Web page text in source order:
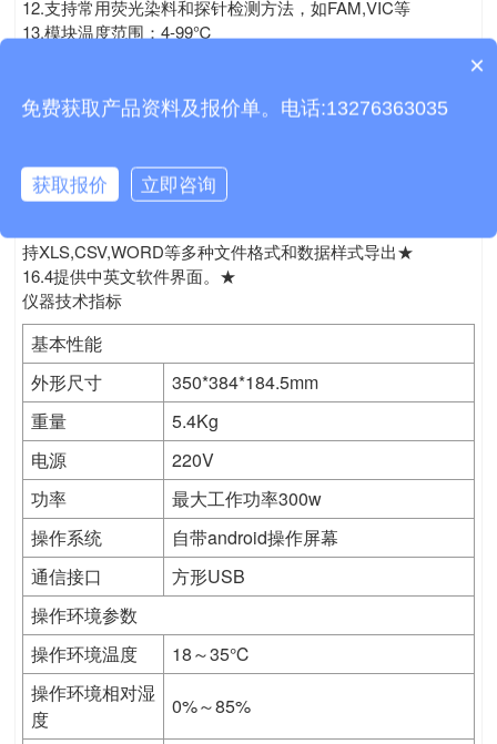
12.支持常用荧光染料和探针检测方法，如FAM,VIC等
13.模块温度范围：4-99℃
14.操控模式：系统屏幕自带的PCR操作系统1.14接口：电脑U
15.工作噪音：静音技术，运行时最大的工作噪音不超过60 dB
16.2软件自动计算基线范围和自动设置阈值线，给用户提供可
靠准确的数据结果
持XLS,CSV,WORD等多种文件格式和数据样式导出★
16.4提供中英文软件界面。★
仪器技术指标
基本性能
外形尺寸
350*384*184.5mm
重量
5.4Kg
电源
220V
功率
最大工作功率300w
操作系统
自带android操作屏幕
通信接口
方形USB
操作环境参数
操作环境温度
18～35℃
操作环境相对湿
度
0%～85%
产品包含安装吗？
×
免费获取产品资料及报价单。电话:13276363035
获取报价 立即咨询